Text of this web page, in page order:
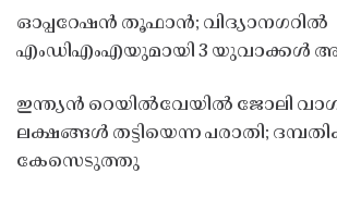
ഓപ്പറേഷൻ തൂഫാൻ; വിദ്യാനഗറിൽ
എംഡിഎംഎയുമായി 3 യുവാക്കൾ
ഇന്ത്യൻ റെയിൽവേയിൽ ജോലി
ലക്ഷങ്ങൾ തട്ടിയെന്ന പരാതി;
കേസെടുത്തു